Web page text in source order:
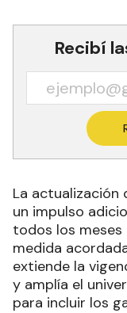
Recibí
La actualización
un impulso
todos los meses
medida
extiende la
y amplía el
para incluir los